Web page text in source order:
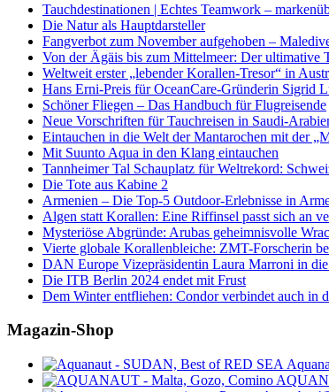
Tauchdestinationen | Echtes Teamwork –
Die Natur als Hauptdarsteller
Fangverbot zum November aufgehoben –
Von der Ägäis bis zum Mittelmeer: Der ultimative
Weltweit erster „lebender Korallen-Tresor“ in
Hans Erni-Preis für OceanCare-Gründerin Sigrid
Schöner Fliegen – Das Handbuch für Flugreisende
Neue Vorschriften für Tauchreisen in Saudi-
Eintauchen in die Welt der Mantarochen mit der
Mit Suunto Aqua in den Klang eintauchen
Tannheimer Tal Schauplatz für Weltrekord:
Die Tote aus Kabine 2
Armenien – Die Top-5 Outdoor-Erlebnisse in
Algen statt Korallen: Eine Riffinsel passt sich an
Mysteriöse Abgründe: Arubas geheimnisvolle
Vierte globale Korallenbleiche: ZMT-Forscherin
DAN Europe Vizepräsidentin Laura Marroni in
Die ITB Berlin 2024 endet mit Frust
Dem Winter entfliehen: Condor verbindet auch in
Magazin-Shop